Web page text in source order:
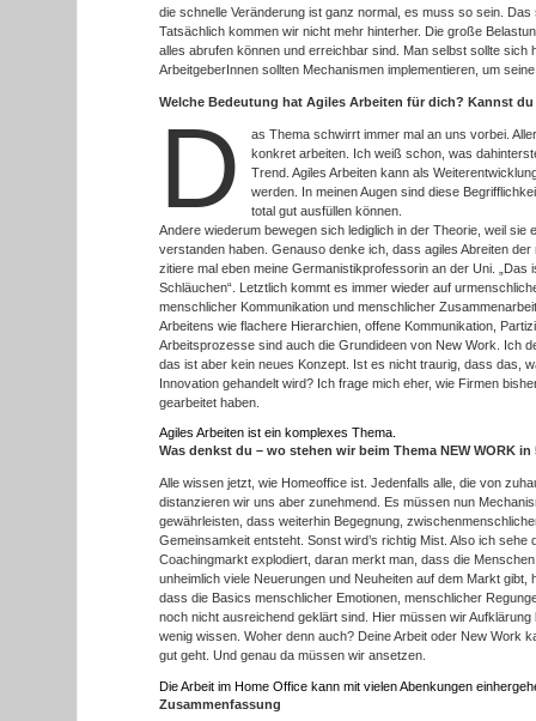
die schnelle Veränderung ist ganz normal, es muss so sein.
Tatsächlich kommen wir nicht mehr hinterher. Die große
alles abrufen können und erreichbar sind. Man selbst sollte
ArbeitgeberInnen sollten Mechanismen implementieren, um
Welche Bedeutung hat Agiles Arbeiten für dich? Kannst
D
as Thema schwirrt immer mal an uns vorbei.
konkret arbeiten. Ich weiß schon, was
Trend. Agiles Arbeiten kann als
werden. In meinen Augen sind diese
total gut ausfüllen können.
Andere wiederum bewegen sich lediglich in der Theorie, weil sie
verstanden haben. Genauso denke ich, dass agiles Abreiten
zitiere mal eben meine Germanistikprofessorin an der Uni. „Das
Schläuchen“. Letztlich kommt es immer wieder auf
menschlicher Kommunikation und menschlicher
Arbeitens wie flachere Hierarchien, offene Kommunikation,
Arbeitsprozesse sind auch die Grundideen von New Work. Ich
das ist aber kein neues Konzept. Ist es nicht traurig, dass das,
Innovation gehandelt wird? Ich frage mich eher, wie Firmen
gearbeitet haben.
Agiles Arbeiten ist ein komplexes Thema.
Was denkst du – wo stehen wir beim Thema NEW WORK in
Alle wissen jetzt, wie Homeoffice ist. Jedenfalls alle, die von
distanzieren wir uns aber zunehmend. Es müssen nun
gewährleisten, dass weiterhin Begegnung,
Gemeinsamkeit entsteht. Sonst wird’s richtig Mist. Also ich
Coachingmarkt explodiert, daran merkt man, dass die
unheimlich viele Neuerungen und Neuheiten auf dem Markt gibt,
dass die Basics menschlicher Emotionen, menschlicher
noch nicht ausreichend geklärt sind. Hier müssen wir
wenig wissen. Woher denn auch? Deine Arbeit oder New Work
gut geht. Und genau da müssen wir ansetzen.
Die Arbeit im Home Office kann mit vielen Abenkungen
Zusammenfassung